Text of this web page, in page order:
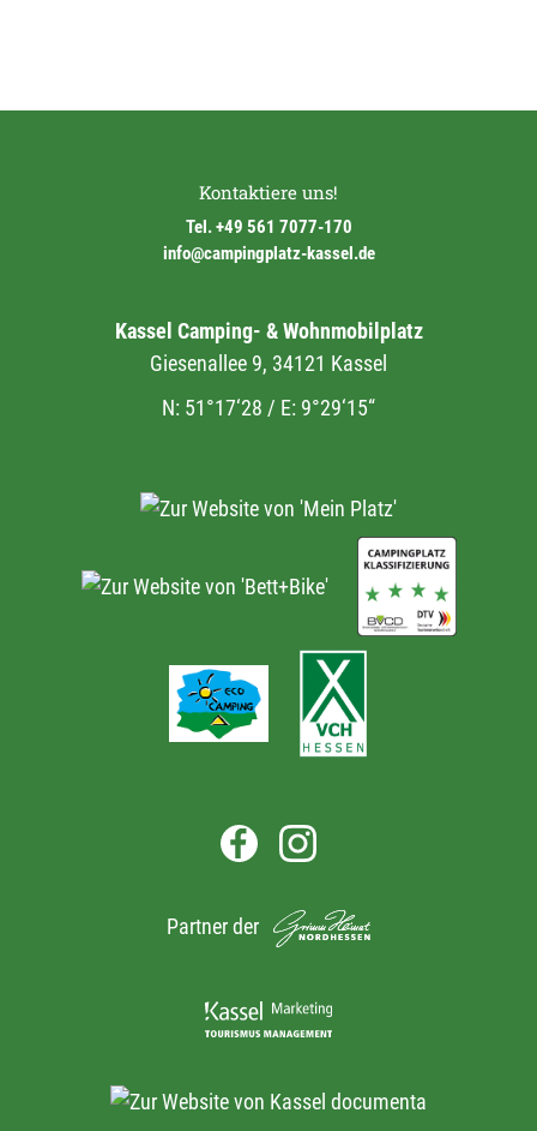
Kontaktiere uns!
Tel. +49 561 7077-170
info@campingplatz-kassel.de
Kassel Camping- & Wohnmobilplatz
Giesenallee 9, 34121 Kassel
N: 51°17‘28 / E: 9°29‘15“
Partner der